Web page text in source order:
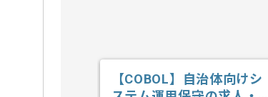
【COBOL】自治体向けシ